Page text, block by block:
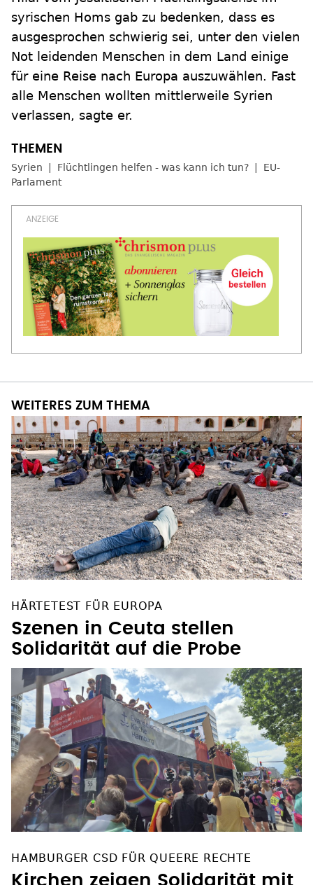
syrischen Homs gab zu bedenken, dass es
ausgesprochen schwierig sei, unter den vielen
Not leidenden Menschen in dem Land einige
für eine Reise nach Europa auszuwählen. Fast
alle Menschen wollten mittlerweile Syrien
verlassen, sagte er.
Syrien Flüchtlingen helfen - was kann ich tun?
EU-
Parlament
WEITERES ZUM THEMA
HÄRTETEST FÜR EUROPA
Szenen in Ceuta stellen
Solidarität auf die Probe
HAMBURGER CSD FÜR QUEERE RECHTE
Kirchen zeigen Solidarität mit